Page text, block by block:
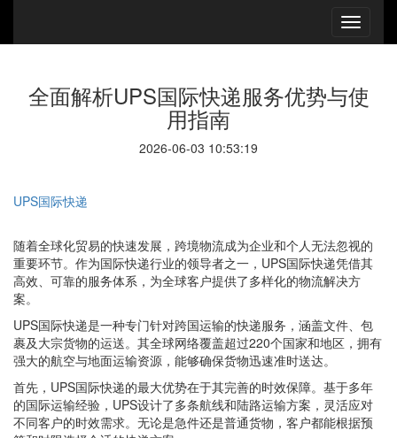
全面解析UPS国际快递服务优势与使
用指南
2026-06-03 10:53:19
UPS国际快递
随着全球化贸易的快速发展，跨境物流成为企业和个人无法忽视的
重要环节。作为国际快递行业的领导者之一，UPS国际快递凭借其
高效、可靠的服务体系，为全球客户提供了多样化的物流解决方
案。
UPS国际快递是一种专门针对跨国运输的快递服务，涵盖文件、包
裹及大宗货物的运送。其全球网络覆盖超过220个国家和地区，拥有
强大的航空与地面运输资源，能够确保货物迅速准时送达。
首先，UPS国际快递的最大优势在于其完善的时效保障。基于多年
的国际运输经验，UPS设计了多条航线和陆路运输方案，灵活应对
不同客户的时效需求。无论是急件还是普通货物，客户都能根据预